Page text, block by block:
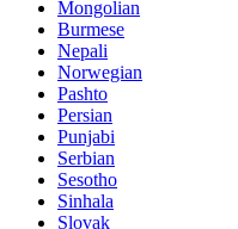
Mongolian
Burmese
Nepali
Norwegian
Pashto
Persian
Punjabi
Serbian
Sesotho
Sinhala
Slovak